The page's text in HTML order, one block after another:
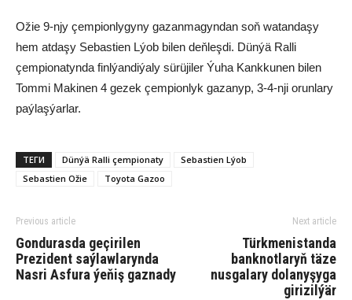
Ožie 9-njy çempionlygyny gazanmagyndan soň watandaşy
hem atdaşy Sebastien Lýob bilen deňleşdi. Dünýä Ralli
çempionatynda finlýandiýaly sürüjiler Ýuha Kankkunen bilen
Tommi Makinen 4 gezek çempionlyk gazanyp, 3-4-nji orunlary
paýlaşýarlar.
ТЕГИ Dünýä Ralli çempionaty
Sebastien Lýob
Sebastien Ožie
Toyota Gazoo
Previous article
Gondurasda geçirilen
Prezident saýlawlarynda
Nasri Asfura ýeňiş gaznady
Next article
Türkmenistanda
banknotlaryň täze
nusgalary dolanyşyga
girizilýär